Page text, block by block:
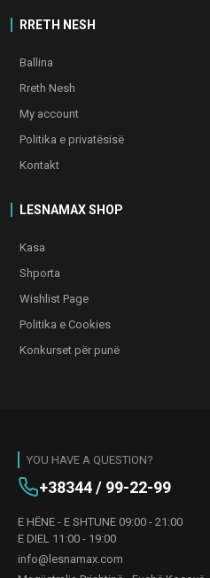
RRETH NESH
Ballina
Rreth Nesh
My account
Politika e privatësisë
Kontakt
LESNAMAX SHOP
Kasa
Shporta
Wishlist Page
Politika e Cookies
Konkurset për punë
YOU HAVE A QUESTION?
+38344 / 99-22-99
E HËNE - E SHTUNE 09:00 - 21:00
E DIEL 11:00 - 19:00
info@lesnamax.com